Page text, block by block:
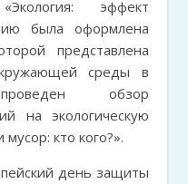
эффект
была оформлена
представлена
среды в
обзор
на экологическую
кто кого?».
день защиты